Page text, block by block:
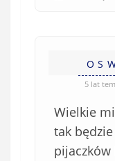
O S
5 lat
Wielkie
tak